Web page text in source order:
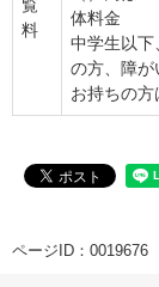
覧
料
体料金
中学生以
の方、障が
お持ちの方
ページID：0019676